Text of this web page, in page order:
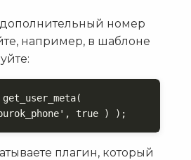
номер
например, в шаблоне
true ) );
плагин, который